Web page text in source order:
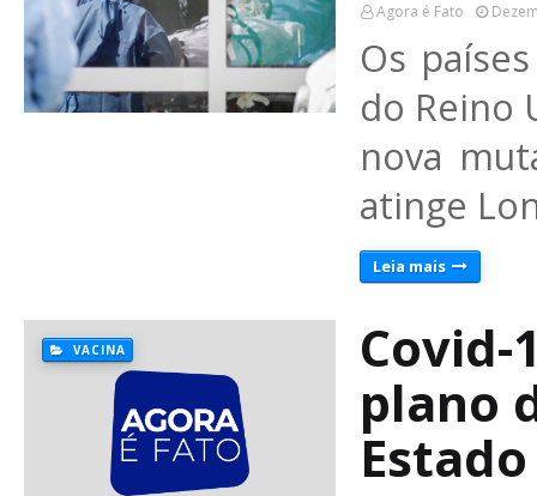
Agora é Fato
Os
do Reino
nova
atinge
Leia mais
VACINA
Covid-
plano
Estado